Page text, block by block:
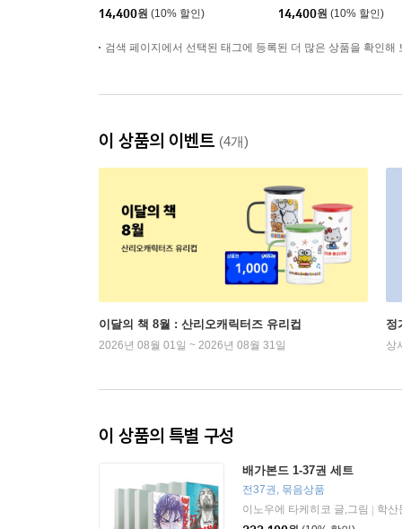
14,400원 (10% 할인)
14,400원 (10% 할인)
검색 페이지에서 선택된 태그에 등록된 더 많은 상품을 확인해
이 상품의 이벤트 (4개)
이달의 책 8월 : 산리오캐릭터즈 유리컵
2026년 08월 01일 ~ 2026년 08월 31일
정
상
이 상품의 특별 구성
배가본드 1-37권 세트
전37권, 묶음상품
이노우에 타케히코 글,그림
학산